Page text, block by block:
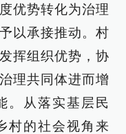
优势转化为治理
以承接推动。村
挥组织优势，协
理共同体进而增
。从落实基层民
村的社会视角来